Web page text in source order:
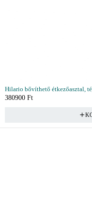
Hilario bővíthető étkezőasztal,
380900 Ft